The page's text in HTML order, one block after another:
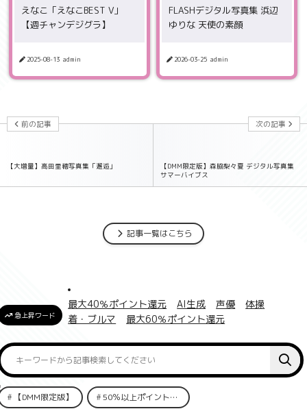
えなこ「えなこBEST V」
【週チャンデジグラ】
2025-08-13 admin
FLASHデジタル写真集 浜辺
ゆりな 天使の素顔
2026-03-25 admin
前の記事
【大増量】高田里穂写真集「邂逅」
次の記事
【DMM限定版】森脇梨々夏 デジタル写真集
サマーバイブス
記事一覧はこちら
急上昇ワード
最大40％ポイント還元 AI生成 声優
体操
着・ブルマ
最大60％ポイント還元
【DMM限定版】 50％以上ポイント還元